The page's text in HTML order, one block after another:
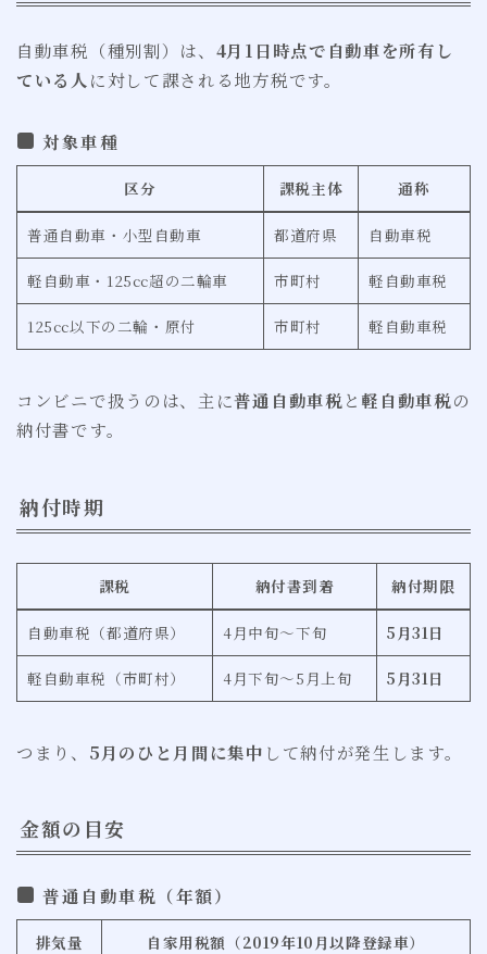
自動車税（種別割）は、 4月1日時点で自動車を所有し
ている人 に対して課される地方税です。
対象車種
区分 課税主体 通称
普通自動車・小型自動車 都道府県 自動車税
軽自動車・125cc超の二輪車 市町村 軽自動車税
125cc以下の二輪・原付 市町村 軽自動車税
コンビニで扱うのは、主に普通自動車税と 軽自動車税の
納付書です。
納付時期
課税 納付書到着 納付期限
自動車税（都道府県） 4月中旬〜下旬 5月31日
軽自動車税（市町村） 4月下旬〜5月上旬 5月31日
つまり、 5月のひと月間に集中 して納付が発生します。
金額の目安
普通自動車税（年額）
排気量 自家用税額（2019年10月以降登録車）